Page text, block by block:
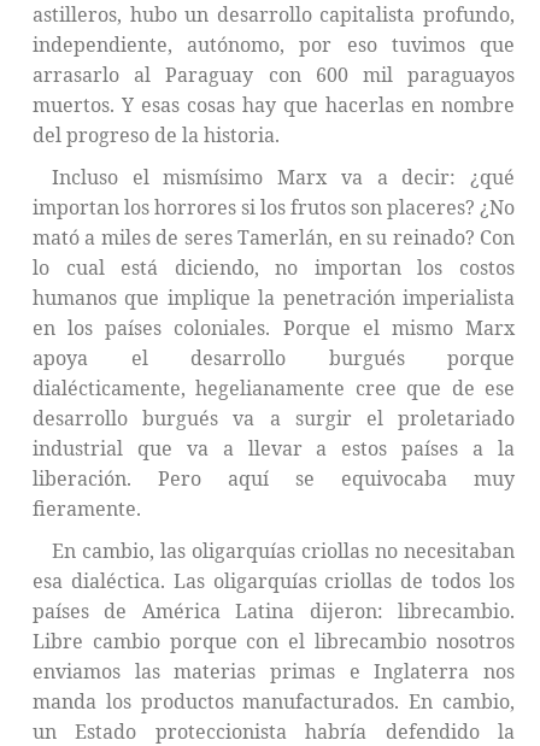
astilleros, hubo un desarrollo capitalista profundo,
independiente, autónomo, por eso tuvimos que
arrasarlo al Paraguay con 600 mil paraguayos
muertos. Y esas cosas hay que hacerlas en nombre
del progreso de la historia.
Incluso el mismísimo Marx va a decir: ¿qué
importan los horrores si los frutos son placeres? ¿No
mató a miles de seres Tamerlán, en su reinado? Con
lo cual está diciendo, no importan los costos
humanos que implique la penetración imperialista
en los países coloniales. Porque el mismo Marx
apoya el desarrollo burgués porque
dialécticamente, hegelianamente cree que de ese
desarrollo burgués va a surgir el proletariado
industrial que va a llevar a estos países a la
liberación. Pero aquí se equivocaba muy
fieramente.
En cambio, las oligarquías criollas no necesitaban
esa dialéctica. Las oligarquías criollas de todos los
países de América Latina dijeron: librecambio.
Libre cambio porque con el librecambio nosotros
enviamos las materias primas e Inglaterra nos
manda los productos manufacturados. En cambio,
un Estado proteccionista habría defendido la